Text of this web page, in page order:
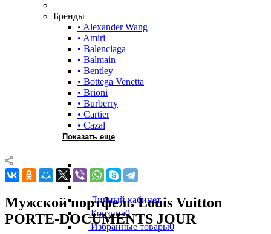
Бренды
• Alexander Wang
• Amiri
• Balenciaga
• Balmain
• Bentley
• Bottega Venetta
• Brioni
• Burberry
• Cartier
• Cazal
Показать еще
Личный кабинет
Корзина0
Избранные товары0
Мужской портфель Louis Vuitton
PORTE-DOCUMENTS JOUR